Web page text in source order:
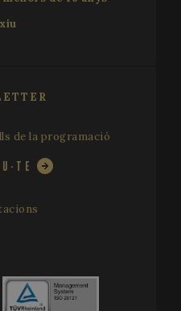
de la programació
TE